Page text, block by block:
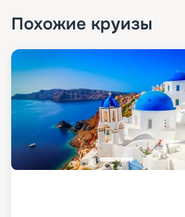
Похожие круизы